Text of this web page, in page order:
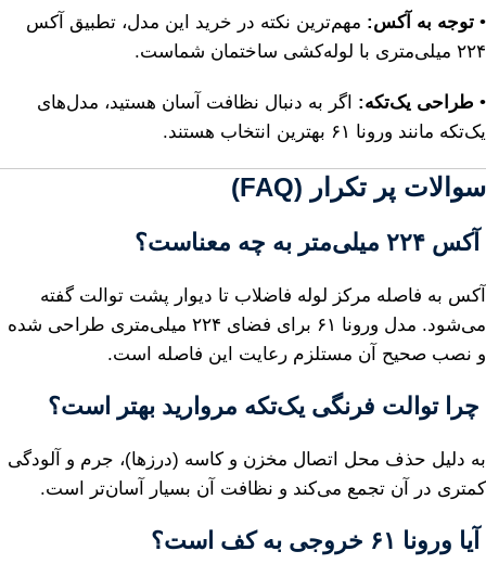
• توجه به آکس: مهم‌ترین نکته در خرید این مدل، تطبیق آکس
۲۲۴ میلی‌متری با لوله‌کشی ساختمان شماست.
• طراحی یک‌تکه: اگر به دنبال نظافت آسان هستید، مدل‌های
یک‌تکه مانند ورونا ۶۱ بهترین انتخاب هستند.
سوالات پر تکرار (FAQ)
آکس ۲۲۴ میلی‌متر به چه معناست؟
آکس به فاصله مرکز لوله فاضلاب تا دیوار پشت توالت گفته
می‌شود. مدل ورونا ۶۱ برای فضای ۲۲۴ میلی‌متری طراحی شده
و نصب صحیح آن مستلزم رعایت این فاصله است.
چرا توالت فرنگی یک‌تکه مروارید بهتر است؟
به دلیل حذف محل اتصال مخزن و کاسه (درزها)، جرم و آلودگی
کمتری در آن تجمع می‌کند و نظافت آن بسیار آسان‌تر است.
آیا ورونا ۶۱ خروجی به کف است؟